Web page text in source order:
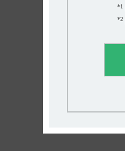
*1
*2